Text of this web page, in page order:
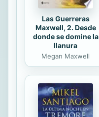
Las Guerreras
Maxwell, 2. Desde
donde se domine la
llanura
Megan Maxwell